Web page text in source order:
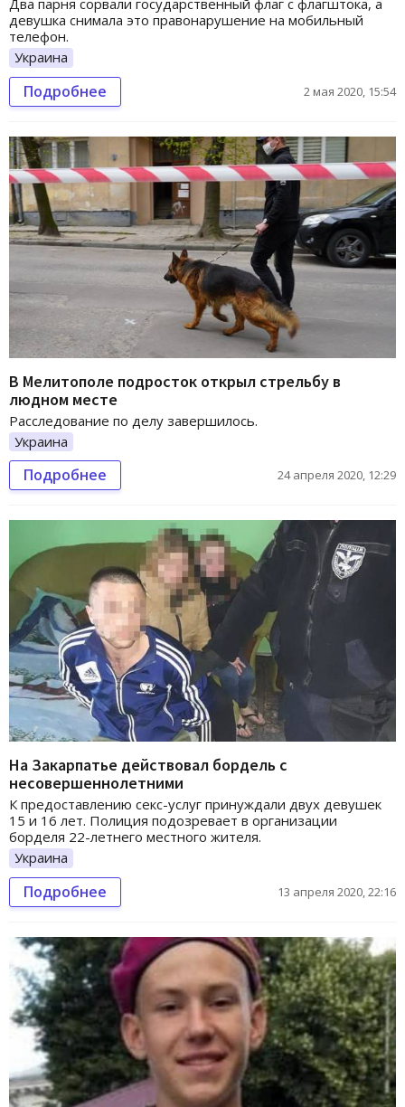
Два парня сорвали государственный флаг с флагштока, а
девушка снимала это правонарушение на мобильный
телефон.
Украина
Подробнее 2 мая 2020, 15:54
В Мелитополе подросток открыл стрельбу в
людном месте
Расследование по делу завершилось.
Украина
Подробнее 24 апреля 2020, 12:29
На Закарпатье действовал бордель с
несовершеннолетними
К предоставлению секс-услуг принуждали двух девушек
15 и 16 лет. Полиция подозревает в организации
борделя 22-летнего местного жителя.
Украина
Подробнее 13 апреля 2020, 22:16